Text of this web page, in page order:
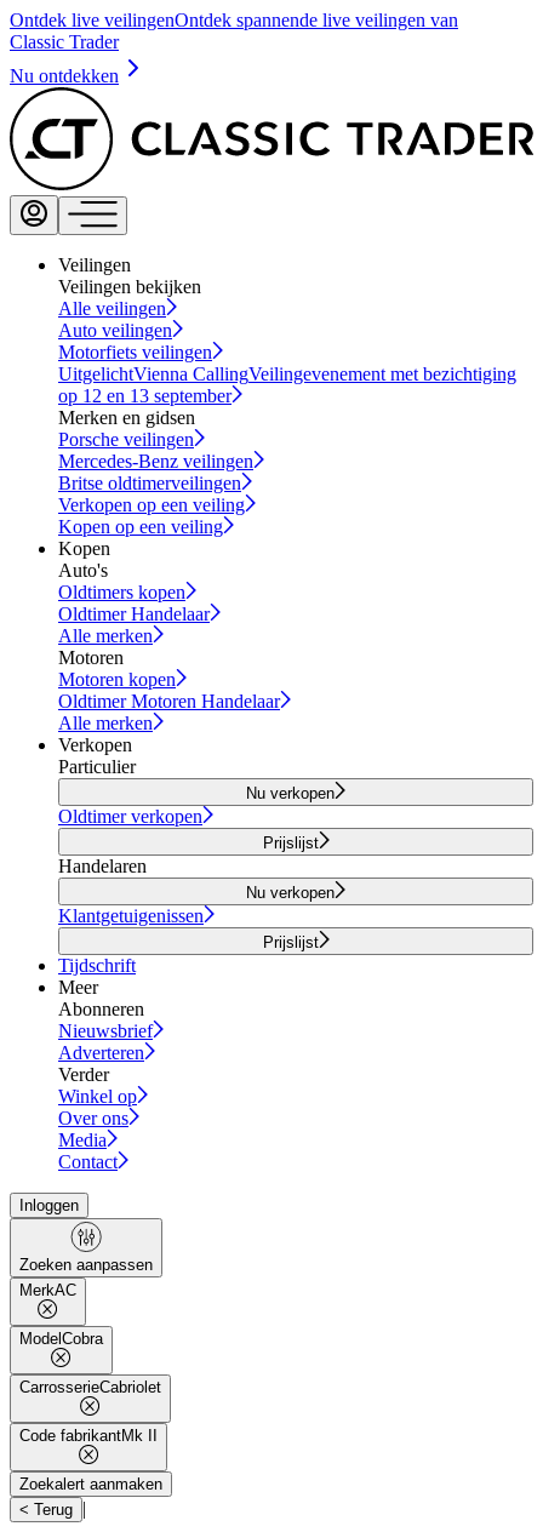
Ontdek live veilingenOntdek spannende live veilingen van
Classic Trader
Nu ontdekken
Veilingen
Veilingen bekijken
Alle veilingen
Auto veilingen
Motorfiets veilingen
UitgelichtVienna CallingVeilingevenement met bezichtiging
op 12 en 13 september
Merken en gidsen
Porsche veilingen
Mercedes-Benz veilingen
Britse oldtimerveilingen
Verkopen op een veiling
Kopen op een veiling
Kopen
Auto's
Oldtimers kopen
Oldtimer Handelaar
Alle merken
Motoren
Motoren kopen
Oldtimer Motoren Handelaar
Alle merken
Verkopen
Particulier
Nu verkopen
Oldtimer verkopen
Prijslijst
Handelaren
Nu verkopen
Klantgetuigenissen
Prijslijst
Tijdschrift
Meer
Abonneren
Nieuwsbrief
Adverteren
Verder
Winkel op
Over ons
Media
Contact
Inloggen
Zoeken aanpassen
MerkAC
Model Cobra
CarrosserieCabriolet
Code fabrikantMk II
Zoekalert aanmaken
< Terug |